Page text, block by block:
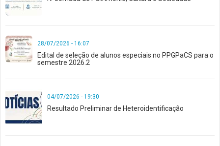
28/07/2026 - 16:07
Edital de seleção de alunos especiais no PPGPaCS para o
semestre 2026.2
04/07/2026 - 19:30
Resultado Preliminar de Heteroidentificação